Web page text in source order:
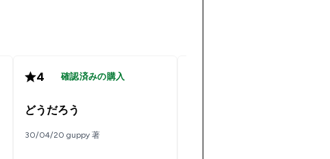
4 確認済みの購入
どうだろう
30/04/20 guppy 著